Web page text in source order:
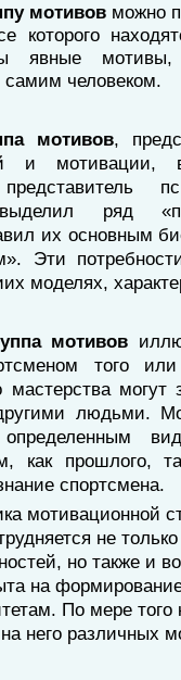
мотивовможно
которого
явные
человеком.
мотивов,
и
ряд
их основным
Эти
моделях,
мотивов
того
мастерства
людьми.
определенным
как прошлого,
спортсмена.
мотивационной
не
но также и
на
По мере
него различных